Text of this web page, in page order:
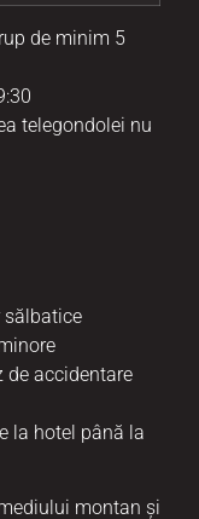
de minim 5
telegondolei nu
sălbatice
de accidentare
la hotel până la
montan și